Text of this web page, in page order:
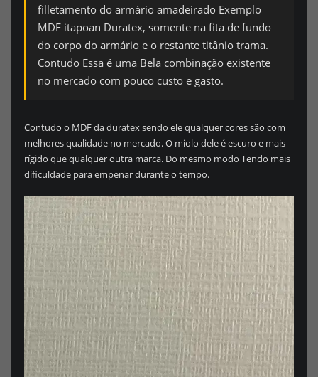
filletamento do armário amadeirado Exemplo
MDF itapoan Duratex, somente na fita de fundo
do corpo do armário e o restante titânio trama.
Contudo Essa é uma Bela combinação existente
no mercado com pouco custo e gasto.
Contudo o MDF da duratex sendo ele qualquer cores são com
melhores qualidade no mercado. O miolo dele é escuro e mais
rígido que qualquer outra marca. Do mesmo modo Tendo mais
dificuldade para empenar durante o tempo.